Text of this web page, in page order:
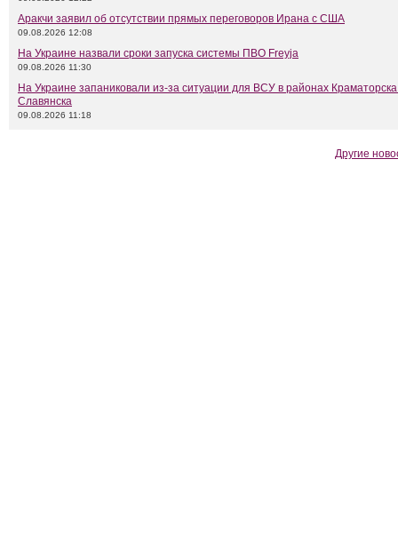
Аракчи заявил об отсутствии прямых переговоров Ирана с США
09.08.2026 12:08
На Украине назвали сроки запуска системы ПВО Freyja
09.08.2026 11:30
На Украине запаниковали из-за ситуации для ВСУ в районах
Славянска
09.08.2026 11:18
Другие